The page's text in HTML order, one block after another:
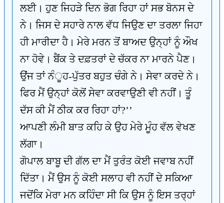
ਲਈ। ਹੁਣ ਜਿਹੜੇ ਦਿਨ ਭੋਗ ਰਿਹਾ ਹਾਂ ਸਭ ਬੋਨਸ ਦੇ
ਨੇ। ਜਿਸ ਦੇ ਸਹਾਰੇ ਨਾਲ ਵੱਧ ਜਿਉਣ ਦਾ ਤਰਲਾ ਜਿਹਾ
ਹੀ ਮਾਰੀਦਾ ਹੈ। ਮੇਰੇ ਮਰਨ ਤੋਂ ਬਾਅਦ ਉਨ੍ਹਾਂ ਨੂੰ ਔਖ
ਨਾ ਹੋਵੇ। ਬੈਂਕ ਤੇ ਦਫ਼ਤਰਾਂ ਦੇ ਚੱਕਰ ਨਾ ਮਾਰਨੇ ਪੈਣ।
ਉਂਜ ਤਾਂ ਨੰੂਹ-ਪੁੱਤਰ ਬਹੁਤ ਚੰਗੇ ਨੇ। ਸੇਵਾ ਕਰਦੇ ਨੇ।
ਫਿਰ ਮੈਂ ਉਨ੍ਹਾਂ ਕੋਲੋਂ ਸੇਵਾ ਕਰਵਾਉਣੀ ਵੀ ਨਹੀਂ। ਤੂੰ
ਦੱਸ ਕੀ ਮੈਂ ਠੀਕ ਕਰ ਰਿਹਾ ਹਾਂ?’’
ਆਪਣੀ ਲੰਮੀ ਬਾਤ ਕਹਿ ਕੇ ਉਹ ਮੇਰੇ ਮੂੰਹ ਵੱਲ ਵੇਖਣ
ਲੱਗਾ।
ਗੋਪਾਲ ਬਾਬੂ ਦੀ ਗੱਲ ਦਾ ਮੈਂ ਤੁਰੰਤ ਕੋਈ ਜਵਾਬ ਨਹੀਂ
ਦਿੱਤਾ। ਮੈਂ ਉਸ ਨੂੰ ਕੋਈ ਸਲਾਹ ਵੀ ਨਹੀਂ ਦੇ ਸਕਿਆ
ਜਦੋਂਕਿ ਮੇਰਾ ਮਨ ਕਹਿੰਦਾ ਸੀ ਕਿ ਉਸ ਨੂੰ ਇਸ ਤਰ੍ਹਾਂ